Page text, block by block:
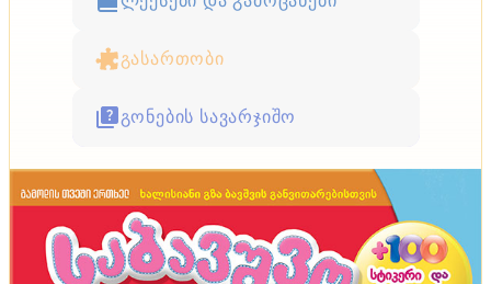
გასართობი
გონების სავარჯიშო